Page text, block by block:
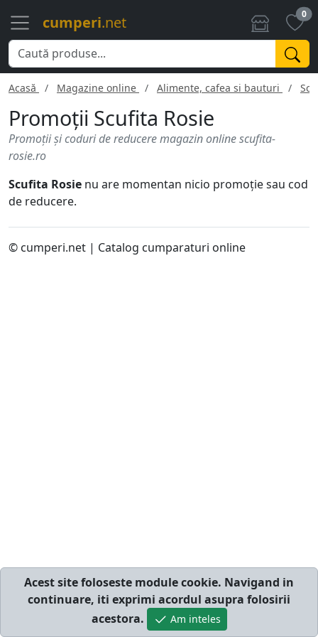
cumperi.net 0
Acasă Magazine online Alimente, cafea si bauturi
Promoţii Scufita Rosie
Promoţii şi coduri de reducere magazin online scufita-
rosie.ro
Scufita Rosie nu are momentan nicio promoţie sau cod
de reducere.
© cumperi.net | Catalog cumparaturi online
Acest site foloseste module cookie. Navigand in
continuare, iti exprimi acordul asupra folosirii
acestora.
Am inteles